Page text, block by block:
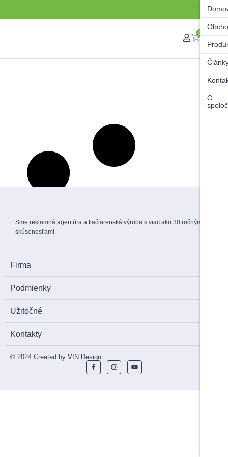
0
O
Sme reklamná agentúra a tlačiarenská výroba s viac ako 30 ročnými
skúsenosťami.
Firma
Podmienky
Užitočné
Kontakty
© 2024 Created by VIN Design